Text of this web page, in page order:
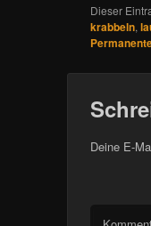
Dieser
krabbeln,
Deine E-